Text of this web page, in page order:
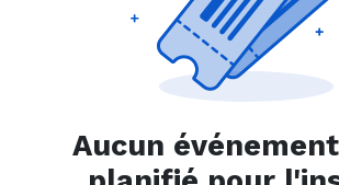
Aucun